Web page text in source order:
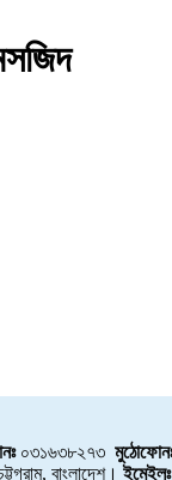
০৩১৬৩৮২৭৩
বাংলাদেশ।ইমেইলঃ